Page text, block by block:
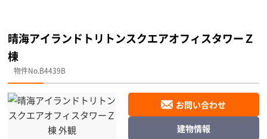
晴海アイランドトリトンスクエアオフィスタワーＺ
棟
物件No.B4439B
お問い合わせ
建物情報